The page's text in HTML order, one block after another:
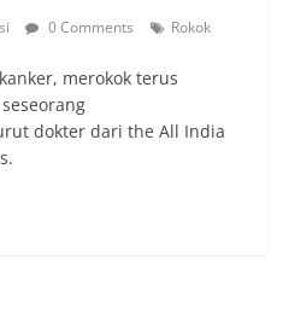
0 Comments Rokok
merokok terus
dokter dari the All India